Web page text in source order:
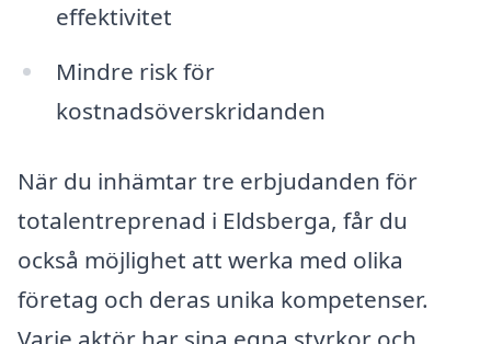
effektivitet
Mindre risk för
kostnadsöverskridanden
När du inhämtar tre erbjudanden för
totalentreprenad i Eldsberga, får du
också möjlighet att werka med olika
företag och deras unika kompetenser.